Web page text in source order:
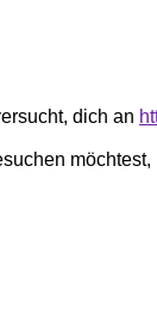
dich an
möchtest,